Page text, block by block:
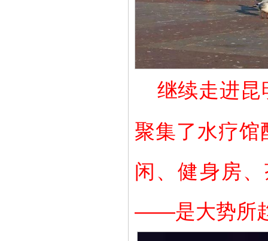
继续走进昆
聚集了水疗
闲、健身房
——是大势所